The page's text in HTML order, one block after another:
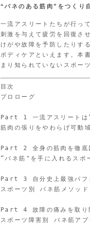
“バネのある筋肉”をつくり
一流アスリートたちが行っ
刺激を与えて疲労を回復さ
けがや故障を予防したりす
ボディケアといえます。本
まり知られていないスポー
目次
プロローグ
Part 1 一流アスリートは
筋肉の張りをやわらげ可動
Part 2 全身の筋肉を徹底
“バネ筋"を手に入れるスポ
Part 3 自分史上最強パフ
スポーツ別 バネ筋メソッド
Part 4 故障の痛みを取り